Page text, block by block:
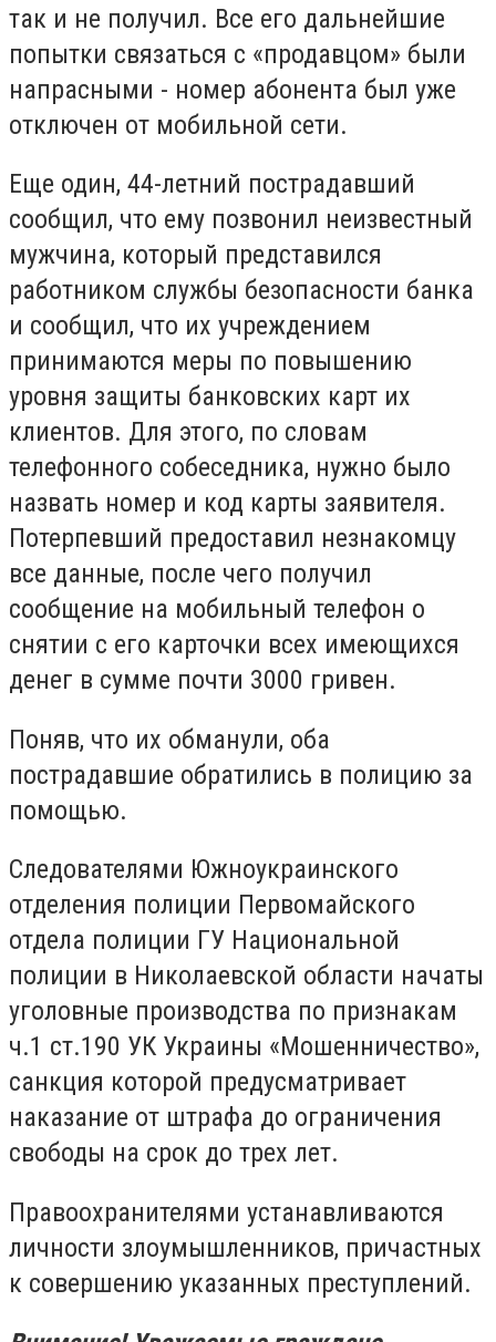
так и не получил. Все его дальнейшие
попытки связаться с «продавцом» были
напрасными - номер абонента был уже
отключен от мобильной сети.
Еще один, 44-летний пострадавший
сообщил, что ему позвонил неизвестный
мужчина, который представился
работником службы безопасности банка
и сообщил, что их учреждением
принимаются меры по повышению
уровня защиты банковских карт их
клиентов. Для этого, по словам
телефонного собеседника, нужно было
назвать номер и код карты заявителя.
Потерпевший предоставил незнакомцу
все данные, после чего получил
сообщение на мобильный телефон о
снятии с его карточки всех имеющихся
денег в сумме почти 3000 гривен.
Поняв, что их обманули, оба
пострадавшие обратились в полицию за
помощью.
Следователями Южноукраинского
отделения полиции Первомайского
отдела полиции ГУ Национальной
полиции в Николаевской области начаты
уголовные производства по признакам
ч.1 ст.190 УК Украины «Мошенничество»,
санкция которой предусматривает
наказание от штрафа до ограничения
свободы на срок до трех лет.
Правоохранителями устанавливаются
личности злоумышленников, причастных
к совершению указанных преступлений.